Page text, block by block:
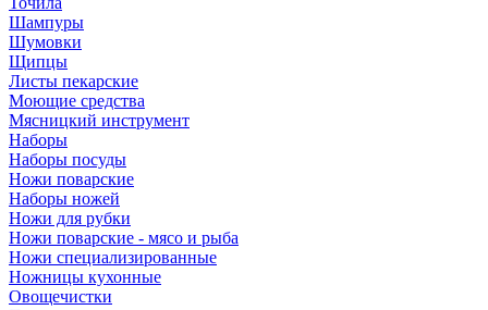
Шампуры
Шумовки
Щипцы
Листы пекарские
Моющие средства
Мясницкий инструмент
Наборы
Наборы посуды
Ножи поварские
Наборы ножей
Ножи для рубки
Ножи поварские - мясо и рыба
Ножи специализированные
Ножницы кухонные
Овощечистки